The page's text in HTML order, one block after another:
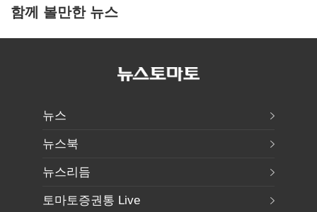
함께 볼만한 뉴스
뉴스
뉴스북
뉴스리듬
토마토증권통 Live